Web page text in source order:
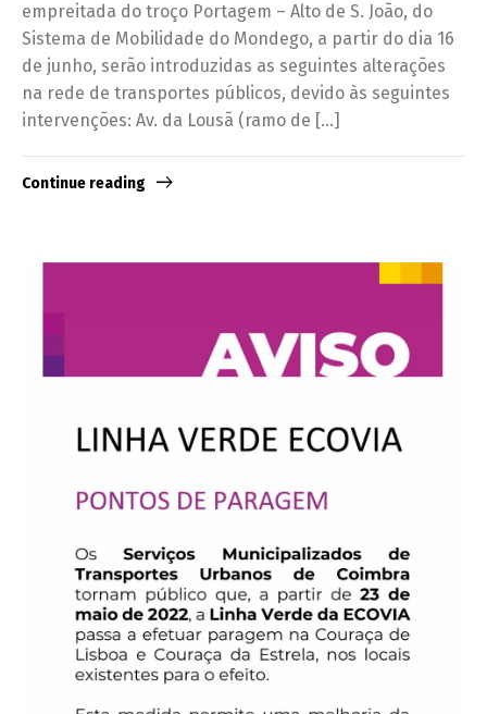
empreitada do troço Portagem – Alto de S. João, do
Sistema de Mobilidade do Mondego, a partir do dia 16
de junho, serão introduzidas as seguintes alterações
na rede de transportes públicos, devido às seguintes
intervenções: Av. da Lousã (ramo de […]
Continue reading